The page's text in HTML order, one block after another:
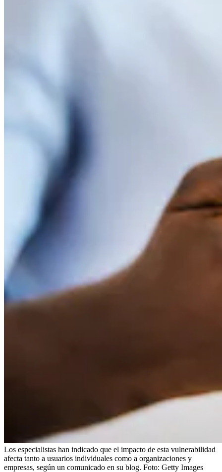
Los especialistas han indicado que el impacto de esta vulnerabilidad
afecta tanto a usuarios individuales como a organizaciones y
empresas, según un comunicado en su blog. Foto: Getty Images